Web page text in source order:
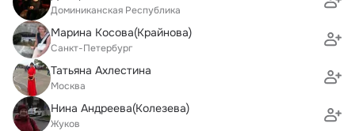
Доминиканская Республика
Марина Косова(Крайнова)
Санкт-Петербург
Татьяна Ахлестина
Москва
Нина Андреева(Колезева)
Жуков